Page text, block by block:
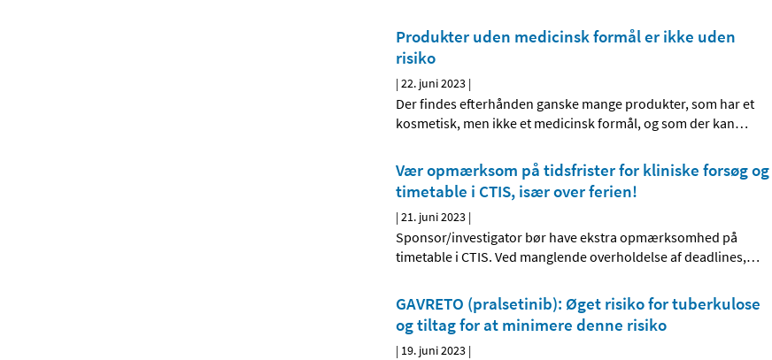
Produkter uden medicinsk formål er ikke uden
risiko
|22. juni 2023 |
Der findes efterhånden ganske mange produkter, som har et
kosmetisk, men ikke et medicinsk formål, og som der kan…
Vær opmærksom på tidsfrister for kliniske forsøg og
timetable i CTIS, især over ferien!
|21. juni 2023 |
Sponsor/investigator bør have ekstra opmærksomhed på
timetable i CTIS. Ved manglende overholdelse af deadlines,…
GAVRETO (pralsetinib): Øget risiko for tuberkulose
og tiltag for at minimere denne risiko
| 19. juni 2023 |